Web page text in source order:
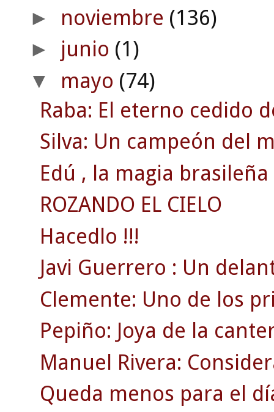
► noviembre (136)
► junio (1)
▼ mayo (74)
Raba: El eterno cedido
Silva: Un campeón del
Edú , la magia brasileña
ROZANDO EL CIELO
Hacedlo !!!
Javi Guerrero : Un
Clemente: Uno de los
Pepiño: Joya de la
Manuel Rivera:
Queda menos para el